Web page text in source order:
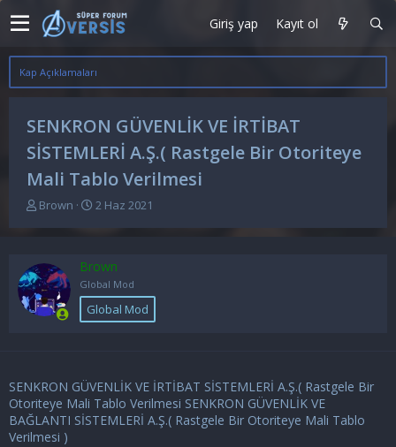
Giriş yap Kayıt ol
Kap Açıklamaları
SENKRON GÜVENLİK VE İRTİBAT
SİSTEMLERİ A.Ş.( Rastgele Bir Otoriteye
Mali Tablo Verilmesi
K
y
u
b
a
a
n
Brown
B
a
n
g
ı
h
i
2 Haz 2021
Brown
Global Mod
Global Mod
SENKRON GÜVENLİK VE İRTİBAT SİSTEMLERİ A.Ş.( Rastgele Bir
Otoriteye Mali Tablo Verilmesi SENKRON GÜVENLİK VE
BAĞLANTI SİSTEMLERİ A.Ş.( Rastgele Bir Otoriteye Mali Tablo
Verilmesi )